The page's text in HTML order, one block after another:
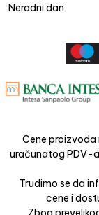
Neradni dan
Cene proizvoda
uračunatog PDV-
Trudimo se da
cene i